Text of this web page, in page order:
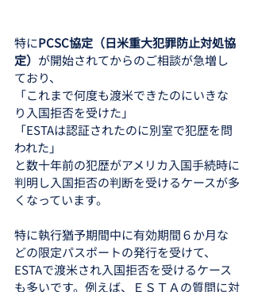
特にPCSC協定（日米重大犯罪防止対処協
定） が開始されてからのご相談が急増し
ており、
「これまで何度も渡米できたのにいきな
り入国拒否を受けた」
「ESTAは認証されたのに別室で犯歴を問
われた」
と数十年前の犯歴がアメリカ入国手続時に
判明し入国拒否の判断を受けるケースが多
くなっています。
特に執行猶予期間中に有効期間６か月な
どの限定パスポートの発行を受けて、
ESTAで渡米され入国拒否を受けるケース
も多いです。例えば、ＥＳＴＡの質問に対